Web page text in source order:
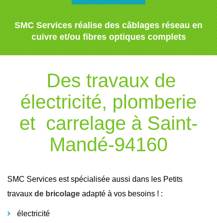
SMC Services réalise des câblages réseau en
cuivre et/ou fibres optiques complets
Des travaux de
électricité, plomberie
et carrelage à Saint-
Mandé-94160
SMC Services est spécialisée aussi dans les Petits
travaux de bricolage adapté à vos besoins ! :
électricité